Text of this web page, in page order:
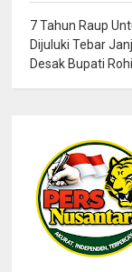
7 Tahun Raup
Dijuluki Tebar
Desak Bupati